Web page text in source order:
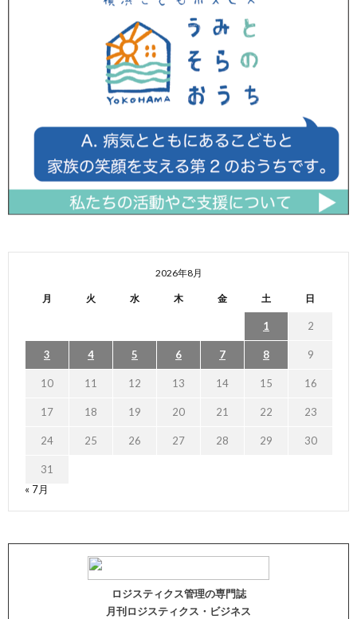
2026年8月
月 火 水 木 金 土 日
1 2
3 4 5 6 7 8 9
10 11 12 13 14 15 16
17 18 19 20 21 22 23
24 25 26 27 28 29 30
31
« 7月
ロジスティクス管理の専門誌
月刊ロジスティクス・ビジネス